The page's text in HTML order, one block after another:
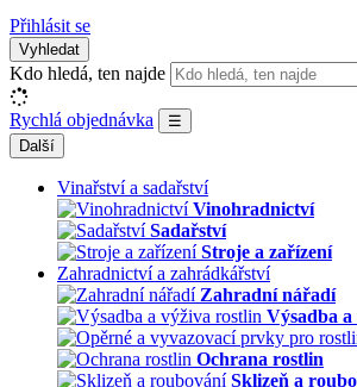
Přihlásit se
Vyhledat
Kdo hledá, ten najde
Rychlá objednávka
☰
Další
Vinařství a sadařství
Vinohradnictví
Sadařství
Stroje a zařízení
Zahradnictví a zahrádkářství
Zahradní nářadí
Výsadba
Ochrana rostlin
Sklizeň a